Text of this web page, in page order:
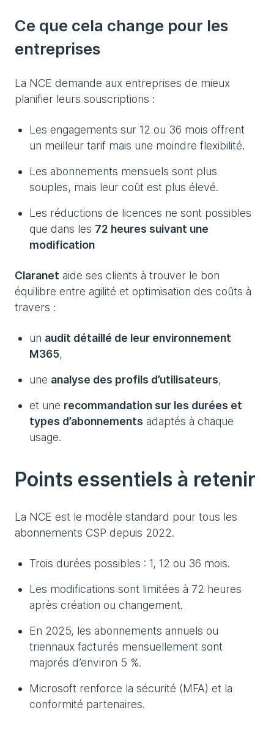
Ce que cela change pour les
entreprises
La NCE demande aux entreprises de mieux
planifier leurs souscriptions :
Les engagements sur 12 ou 36 mois offrent
un meilleur tarif mais une moindre flexibilité.
Les abonnements mensuels sont plus
souples, mais leur coût est plus élevé.
Les réductions de licences ne sont possibles
que dans les 72 heures suivant une
modification
Claranet aide ses clients à trouver le bon
équilibre entre agilité et optimisation des coûts à
travers :
un audit détaillé de leur environnement
M365,
une analyse des profils d’utilisateurs,
et une recommandation sur les durées et
types d’abonnements adaptés à chaque
usage.
Points essentiels à retenir
La NCE est le modèle standard pour tous les
abonnements CSP depuis 2022.
Trois durées possibles : 1, 12 ou 36 mois.
Les modifications sont limitées à 72 heures
après création ou changement.
En 2025, les abonnements annuels ou
triennaux facturés mensuellement sont
majorés d’environ 5 %.
Microsoft renforce la sécurité (MFA) et la
conformité partenaires.